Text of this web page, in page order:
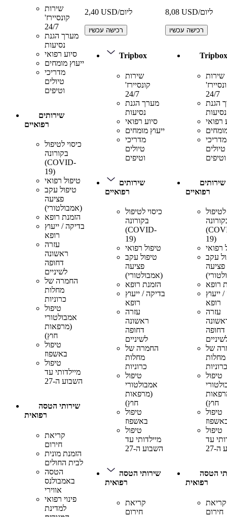
שירות
קונסיירז'
24/7
מערך הגנת
נסיעות
סיוע רפואי
ייעוץ מומחים
מדריכי
טיולים
וטיפים
שירותים
רפואיים
כיסוי לטיפול
בקורונה
(COVID-
19)
טיפול רפואי
טיפול עקב
פציעה
(אמבולטורי)
הזמנת רופא
בדיקה / ייעוץ
רופא
עזרה
ראשונה
דחופה
לשיניים
החמרה של
מחלות
כרוניות
טיפול
אמבולטורי
(מרפאות
חוץ)
טיפול
באשפוז
טיפול
מיילדותי עד
השבוע ה-27
שירותי הטסה
רפואית
קריאת
חירום
הזמנת מונית
לבית החולים
הטסה
באמבולנס
אווירי
פינוי רפואי
למדינת
2,40 USD/ליום
רכישה עכשיו
Tripbox
שירות
קונסיירז'
24/7
מערך הגנת
נסיעות
סיוע רפואי
ייעוץ מומחים
מדריכי
טיולים
וטיפים
שירותים
רפואיים
כיסוי לטיפול
בקורונה
(COVID-
19)
טיפול רפואי
טיפול עקב
פציעה
(אמבולטורי)
הזמנת רופא
בדיקה / ייעוץ
רופא
עזרה
ראשונה
דחופה
לשיניים
החמרה של
מחלות
כרוניות
טיפול
אמבולטורי
(מרפאות
חוץ)
טיפול
באשפוז
טיפול
מיילדותי עד
השבוע ה-27
שירותי הטסה
רפואית
קריאת
חירום
8,08 USD/ליום
רכישה עכשיו
Tripbox
שירות
24/7
הגנת
נסיעות
רפואי
מדריכי
טיולים
וטיפים
שירותים
רפואיים
לטיפול
19)
רפואי
עקב
פציעה
רופא
ייעוץ
רופא
עזרה
דחופה
של
מחלות
כרוניות
טיפול
חוץ)
טיפול
טיפול
עד
27
הטסה
רפואית
קריאת
חירום